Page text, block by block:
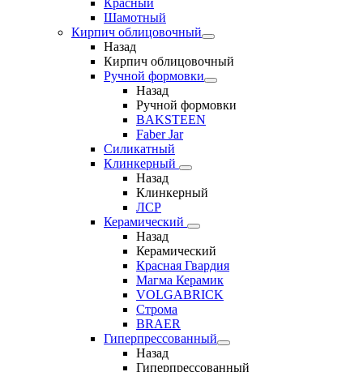
Красный
Шамотный
Кирпич облицовочный
Назад
Кирпич облицовочный
Ручной формовки
Назад
Ручной формовки
BAKSTEEN
Faber Jar
Силикатный
Клинкерный
Назад
Клинкерный
ЛСР
Керамический
Назад
Керамический
Красная Гвардия
Магма Керамик
VOLGABRICK
Строма
BRAER
Гиперпрессованный
Назад
Гиперпрессованный